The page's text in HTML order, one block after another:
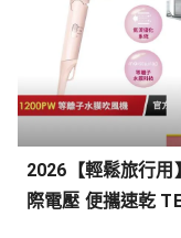
2026【輕鬆旅行用
際電壓 便攜速乾